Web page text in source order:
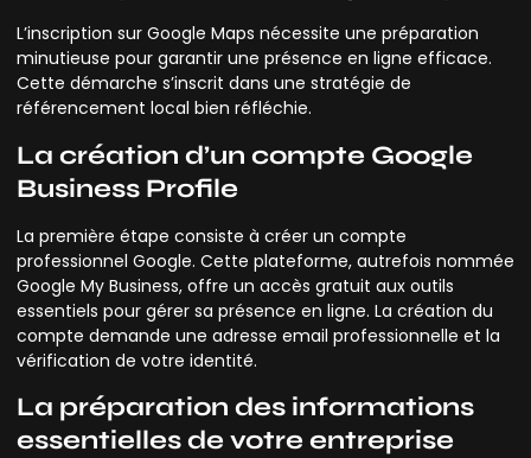
L’inscription sur Google Maps nécessite une préparation
minutieuse pour garantir une présence en ligne efficace.
Cette démarche s’inscrit dans une stratégie de
référencement local bien réfléchie.
La création d’un compte Google
Business Profile
La première étape consiste à créer un compte
professionnel Google. Cette plateforme, autrefois nommée
Google My Business, offre un accès gratuit aux outils
essentiels pour gérer sa présence en ligne. La création du
compte demande une adresse email professionnelle et la
vérification de votre identité.
La préparation des informations
essentielles de votre entreprise